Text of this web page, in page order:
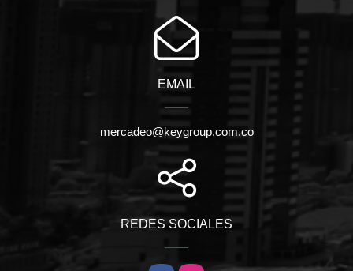
EMAIL
mercadeo@keygroup.com.co
REDES SOCIALES